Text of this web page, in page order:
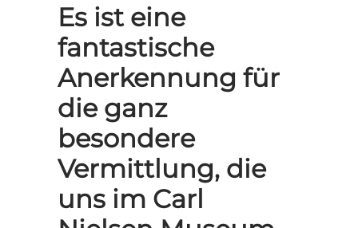
Es ist eine
fantastische
Anerkennung für
die ganz
besondere
Vermittlung, die
uns im Carl